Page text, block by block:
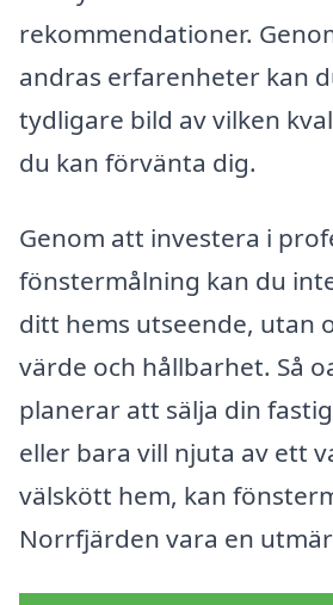
rekommendationer.
andras erfarenheter kan
tydligare bild av vilken
du kan förvänta dig.
Genom att investera i
fönstermålning kan du
ditt hems utseende, utan
värde och hållbarhet. Så
planerar att sälja din
eller bara vill njuta av ett
välskött hem, kan
Norrfjärden vara en